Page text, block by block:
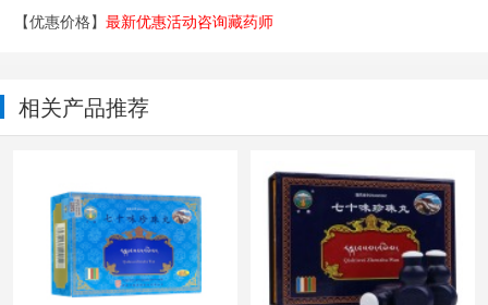
【优惠价格】 最新优惠活动咨询藏药师
相关产品推荐